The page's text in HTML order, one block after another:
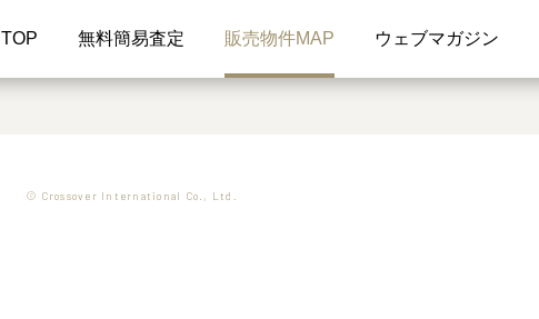
TOP 無料簡易査定 販売物件MAP ウェブマガジン
© Crossover International Co., Ltd.